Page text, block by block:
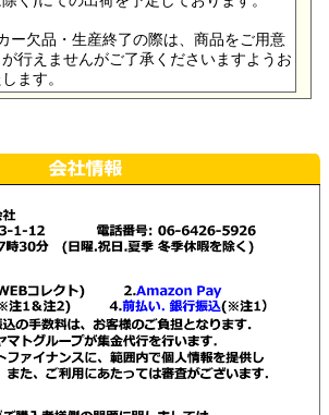
ー欠品・生産終了の際は、商品をご用意
行えませんがご了承くださいますようお
ます。